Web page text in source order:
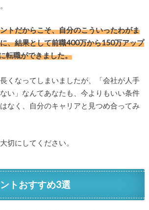
トだからこそ、自分のこういったわがま
、結果として前職400万から150万アップ
転職ができました。
くなってしまいましたが、「会社が人手
い」なんてあなたも、今よりもいい条件
なく、自分のキャリアと見つめ合ってみ
切にしてください。
トおすすめ3選